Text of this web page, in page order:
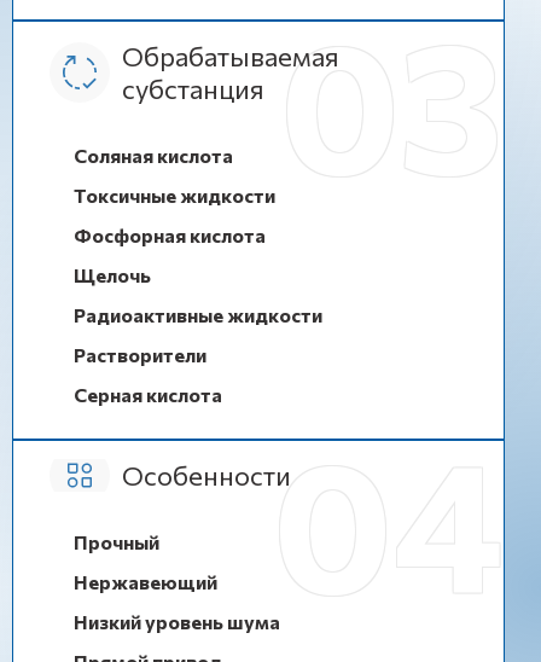
Обрабатываемая
субстанция
Соляная кислота
Токсичные жидкости
Фосфорная кислота
Щелочь
Радиоактивные жидкости
Растворители
Серная кислота
Особенности
Прочный
Нержавеющий
Низкий уровень шума